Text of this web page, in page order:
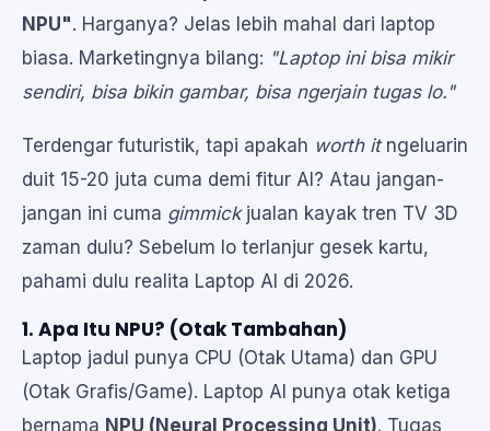
NPU". Harganya? Jelas lebih mahal dari laptop
biasa. Marketingnya bilang: "Laptop ini bisa mikir
sendiri, bisa bikin gambar, bisa ngerjain tugas lo."
Terdengar futuristik, tapi apakah worth itngeluarin
duit 15-20 juta cuma demi fitur AI? Atau jangan-
jangan ini cuma gimmickjualan kayak tren TV 3D
zaman dulu? Sebelum lo terlanjur gesek kartu,
pahami dulu realita Laptop AI di 2026.
1. Apa Itu NPU? (Otak Tambahan)
Laptop jadul punya CPU (Otak Utama) dan GPU
(Otak Grafis/Game). Laptop AI punya otak ketiga
bernama NPU (Neural Processing Unit). Tugas